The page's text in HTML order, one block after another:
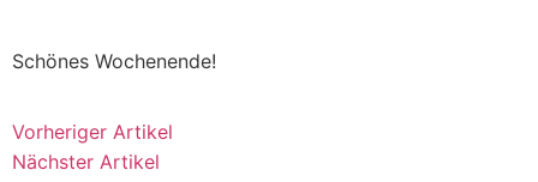
Schönes Wochenende!
Vorheriger Artikel
Nächster Artikel